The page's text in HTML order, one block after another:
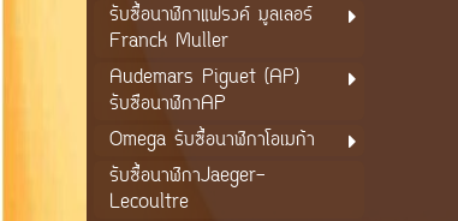
รับซื้อนาฬิกาแฟรงค์ มูลเลอร์
Franck Muller
Audemars Piguet (AP)
รับซือนาฬิกาAP
Omega รับซื้อนาฬิกาโอเมก้า
รับซื้อนาฬิกาJaeger-
Lecoultre